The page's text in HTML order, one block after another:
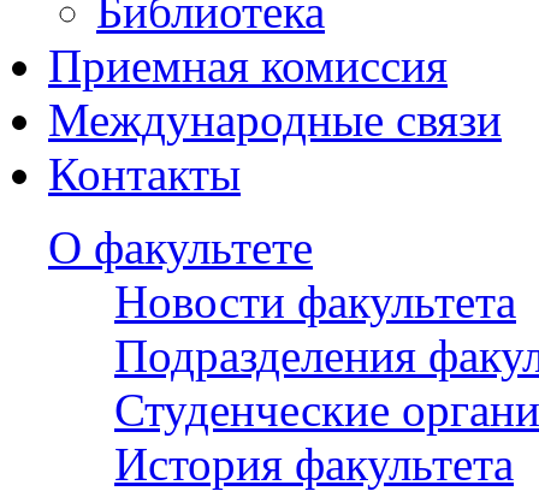
Библиотека
Приемная комиссия
Международные связи
Контакты
О факультете
Новости факультета
Подразделения
Студенческие
История факультета